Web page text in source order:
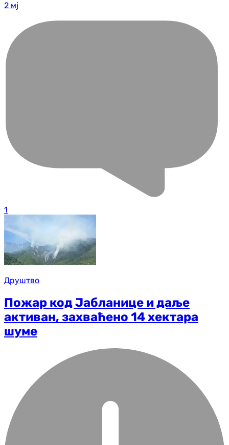
2 мј
1
Друштво
Пожар код Јабланице и даље
активан, захваћено 14 хектара
шуме